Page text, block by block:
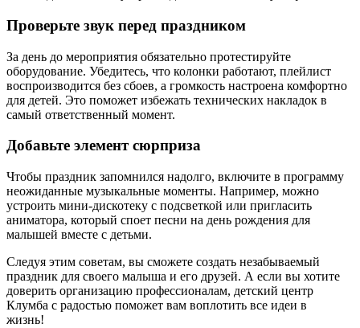
Проверьте звук перед праздником
За день до мероприятия обязательно протестируйте
оборудование. Убедитесь, что колонки работают, плейлист
воспроизводится без сбоев, а громкость настроена комфортно
для детей. Это поможет избежать технических накладок в
самый ответственный момент.
Добавьте элемент сюрприза
Чтобы праздник запомнился надолго, включите в программу
неожиданные музыкальные моменты. Например, можно
устроить мини-дискотеку с подсветкой или пригласить
аниматора, который споет песни на день рождения для
малышей вместе с детьми.
Следуя этим советам, вы сможете создать незабываемый
праздник для своего малыша и его друзей. А если вы хотите
доверить организацию профессионалам, детский центр
Клумба с радостью поможет вам воплотить все идеи в
жизнь!